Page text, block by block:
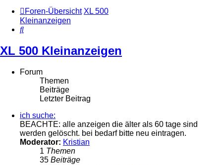
Foren-Übersicht XL 500
Kleinanzeigen
Suche
XL 500 Kleinanzeigen
Forum
Themen
Beiträge
Letzter Beitrag
ich suche:
BEACHTE: alle anzeigen die älter als 60 tage sind
werden gelöscht. bei bedarf bitte neu eintragen.
Moderator: Kristian
1 Themen
35 Beiträge